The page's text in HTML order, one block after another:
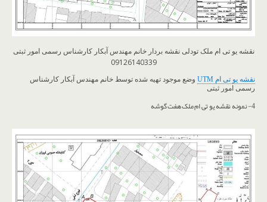
نقشه یو تی ام ملک تودلی نقشه بردار خانم مهندس آبکار کارشناس رسمی امور ثبتی
09126140339
نقشه یو تی ام UTM
وضع موجود تهیه شده توسط خانم مهندس آبکار کارشناس
رسمی امور ثبتی
4- نمونه نقشه یو تی ام ملک هفت گوشه